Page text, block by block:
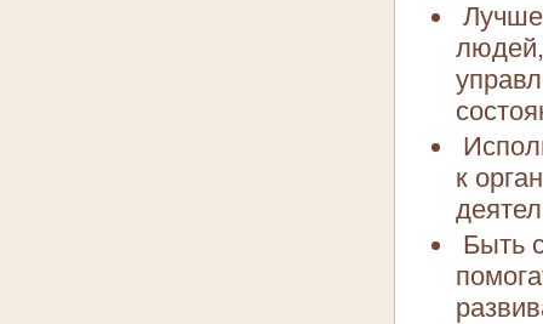
к
Быть